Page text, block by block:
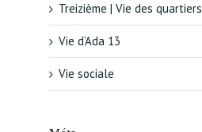
Treizième | Vie des quartiers
Vie d’Ada 13
Vie sociale